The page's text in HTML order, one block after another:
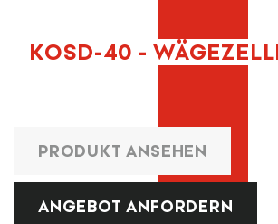
KOSD-40 -
PRODUKT ANSEHEN
ANGEBOT ANFORDERN